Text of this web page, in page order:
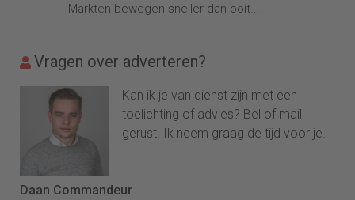
Markten bewegen sneller dan ooit....
Vragen over adverteren?
Kan ik je van dienst zijn met een
toelichting of advies? Bel of mail
gerust. Ik neem graag de tijd voor je.
Daan Commandeur